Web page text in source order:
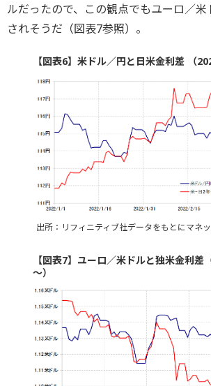
ルだったので、この観点でもユーロ／米
されそうだ（図表7参照）。
【図表6】米ドル／円と日米金利差 （
出所：リフィニティブ社データをもとにマネ
【図表7】ユーロ／米ドルと独米金利差
～）